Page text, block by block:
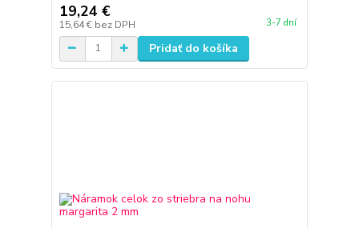
19,24 €
15,64 € bez DPH 3-7 dní
Pridať do košíka